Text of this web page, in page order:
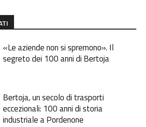
«Le aziende non si spremono». Il
segreto dei 100 anni di Bertoja
Bertoja, un secolo di trasporti
eccezionali: 100 anni di storia
industriale a Pordenone